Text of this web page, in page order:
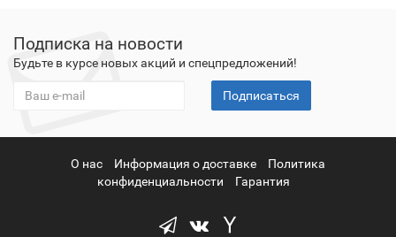
Подписка на новости
Будьте в курсе новых акций и спецпредложений!
Подписаться
О нас Информация о доставке
Политика
конфиденциальности
Гарантия